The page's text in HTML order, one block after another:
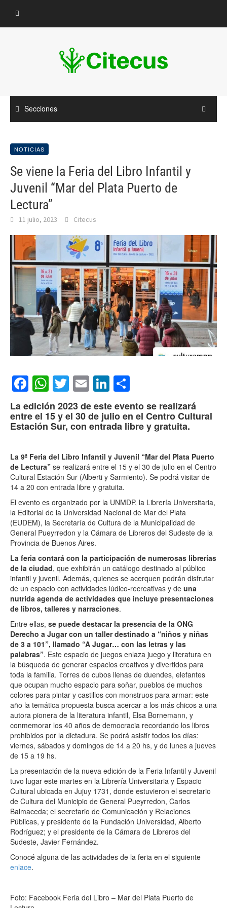
contenido
Secciones
NOTICIAS
Se viene la Feria del Libro Infantil y
Juvenil “Mar del Plata Puerto de
Lectura”
11 julio, 2023 Citecus
Facebook
WhatsApp
Twitter
EmailLinkedIn
La edición 2023 de este evento se realizará
entre el 15 y el 30 de julio en el Centro Cultural
Estación Sur, con entrada libre y gratuita.
La 9ª Feria del Libro Infantil y Juvenil “Mar del Plata Puerto
de Lectura” se realizará entre el 15 y el 30 de julio en el Centro
Cultural Estación Sur (Alberti y Sarmiento). Se podrá visitar de
14 a 20 con entrada libre y gratuita.
El evento es organizado por la UNMDP, la Librería Universitaria,
la Editorial de la Universidad Nacional de Mar del Plata
(EUDEM), la Secretaría de Cultura de la Municipalidad de
General Pueyrredon y la Cámara de Libreros del Sudeste de la
Provincia de Buenos Aires.
La feria contará con la participación de numerosas librerías
de la ciudad, que exhibirán un catálogo destinado al público
infantil y juvenil. Además, quienes se acerquen podrán disfrutar
de un espacio con actividades lúdico-recreativas y de una
nutrida agenda de actividades que incluye presentaciones
de libros, talleres y narraciones.
Entre ellas, se puede destacar la presencia de la ONG
Derecho a Jugar con un taller destinado a “niños y niñas
de 3 a 101”, llamado “A Jugar… con las letras y las
palabras”. Este espacio de juegos enlaza juego y literatura en
la búsqueda de generar espacios creativos y divertidos para
toda la familia. Torres de cubos llenas de duendes, elefantes
que ocupan mucho espacio para soñar, pueblos de muchos
colores para pintar y castillos con monstruos para armar: este
año la temática propuesta busca acercar a los más chicos a una
autora pionera de la literatura infantil, Elsa Bornemann, y
conmemorar los 40 años de democracia recordando los libros
prohibidos por la dictadura. Se podrá asistir todos los días:
viernes, sábados y domingos de 14 a 20 hs, y de lunes a jueves
de 15 a 19 hs.
La presentación de la nueva edición de la Feria Infantil y Juvenil
tuvo lugar este martes en la Librería Universitaria y Espacio
Cultural ubicada en Jujuy 1731, donde estuvieron el secretario
de Cultura del Municipio de General Pueyrredon, Carlos
Balmaceda; el secretario de Comunicación y Relaciones
Públicas, y presidente de la Fundación Universidad, Alberto
Rodríguez; y el presidente de la Cámara de Libreros del
Sudeste, Javier Fernández.
Conocé alguna de las actividades de la feria en el siguiente
enlace.
Foto: Facebook Feria del Libro – Mar del Plata Puerto de